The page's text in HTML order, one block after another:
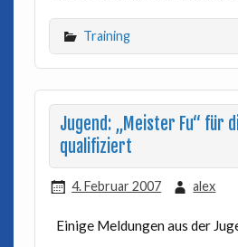
Training
Jugend: „Meister Fu“ für
qualifiziert
4. Februar 2007 alex
Einige Meldungen aus der